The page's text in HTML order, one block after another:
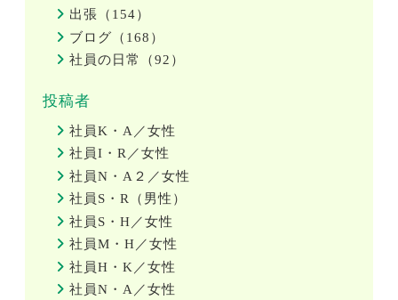
出張（154）
ブログ（168）
社員の日常（92）
投稿者
社員K・A／女性
社員I・R／女性
社員N・A２／女性
社員S・R（男性）
社員S・H／女性
社員M・H／女性
社員H・K／女性
社員N・A／女性